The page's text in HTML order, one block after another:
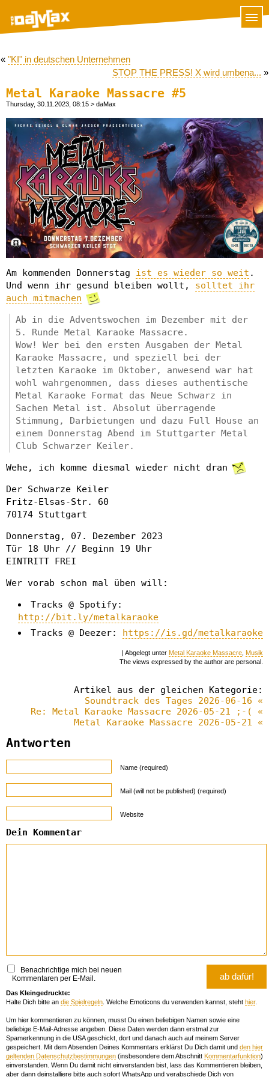
« "KI" in deutschen Unternehmen
STOP THE PRESS! X wird umbena... »
Metal Karaoke Massacre #5
Thursday, 30.11.2023, 08:15 > daMax
Am kommenden Donnerstag ist es wieder so weit .
Und wenn ihr gesund bleiben wollt, solltet ihr
auch mitmachen
Ab in die Adventswochen im Dezember mit der
5. Runde Metal Karaoke Massacre.
Wow! Wer bei den ersten Ausgaben der Metal
Karaoke Massacre, und speziell bei der
letzten Karaoke im Oktober, anwesend war hat
wohl wahrgenommen, dass dieses authentische
Metal Karaoke Format das Neue Schwarz in
Sachen Metal ist. Absolut überragende
Stimmung, Darbietungen und dazu Full House an
einem Donnerstag Abend im Stuttgarter Metal
Club Schwarzer Keiler.
Wehe, ich komme diesmal wieder nicht dran
Der Schwarze Keiler
Fritz-Elsas-Str. 60
70174 Stuttgart
Donnerstag, 07. Dezember 2023
Tür 18 Uhr // Beginn 19 Uhr
EINTRITT FREI
Wer vorab schon mal üben will:
Tracks @ Spotify:
http://bit.ly/metalkaraoke
Tracks @ Deezer: https://is.gd/metalkaraoke
| Abgelegt unter Metal Karaoke Massacre Musik
The views expressed by the author are personal.
Artikel aus der gleichen Kategorie:
Soundtrack des Tages 2026-06-16 «
Re: Metal Karaoke Massacre 2026-05-21 ;-( «
Metal Karaoke Massacre 2026-05-21 «
Antworten
Name (required)
Mail (will not be published) (required)
Website
Dein Kommentar
Benachrichtige mich bei neuen
Kommentaren per E-Mail.
Das Kleingedruckte:
Halte Dich bitte an die Spielregeln . Welche Emoticons du verwenden kannst, steht hier.
Um hier kommentieren zu können, musst Du einen beliebigen Namen sowie eine
beliebige E-Mail-Adresse angeben. Diese Daten werden dann erstmal zur
Spamerkennung in die USA geschickt, dort und danach auch auf meinem Server
gespeichert. Mit dem Absenden Deines Kommentars erklärst Du Dich damit und den hier
geltenden Datenschutzbestimmungen (insbesondere dem Abschnitt Kommentarfunktion)
einverstanden. Wenn Du damit nicht einverstanden bist, lass das Kommentieren bleiben,
aber dann deinstalliere bitte auch sofort WhatsApp und verabschiede Dich von